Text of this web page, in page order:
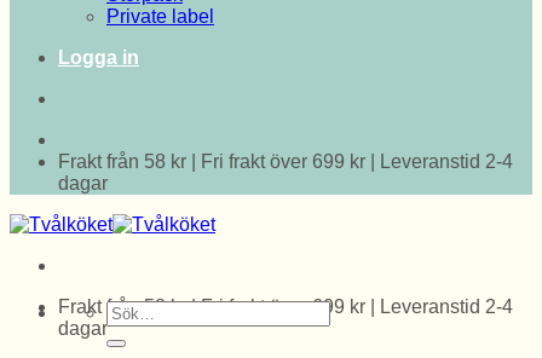
Private label
Logga in
Frakt från 58 kr | Fri frakt över 699 kr | Leveranstid 2-4
dagar
Frakt från 58 kr | Fri frakt över 699 kr | Leveranstid 2-4
dagar
Sök
efter: